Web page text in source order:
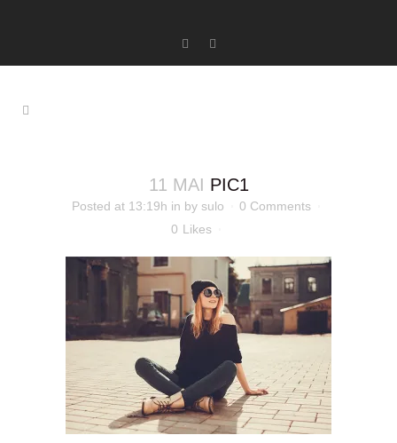
11 MAI PIC1
Posted at 13:19h in by sulo
0 Comments
0 Likes